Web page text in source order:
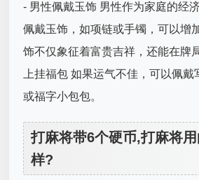
- 男性佩戴玉饰 男性作为家庭的经
佩戴玉饰，如项链或手镯，可以增
饰不仅象征着富贵吉祥，还能在牌
上挂福包 如果运气不佳，可以佩戴
或福字小包包。
打麻将带6个硬币,打麻将
样?